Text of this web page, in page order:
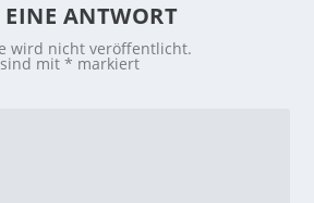
EINE ANTWORT
wird nicht veröffentlicht.
sind mit* markiert